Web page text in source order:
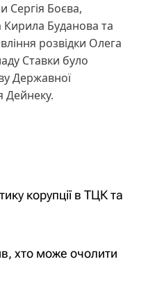
Сергія Боєва,
Кирила Буданова та
розвідки Олега
Ставки було
Державної
Дейнеку.
корупції в ТЦК та
хто може очолити